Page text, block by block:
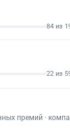
84 из
22 из
премий ·